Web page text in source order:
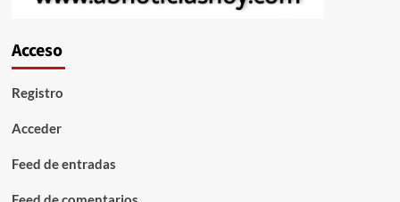
Acceso
Registro
Acceder
Feed de entradas